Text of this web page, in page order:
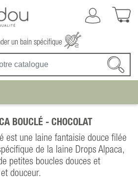
un bain spécifique
BOUCLÉ - CHOCOLAT
est une laine fantaisie douce filée
de la laine Drops Alpaca,
petites boucles douces et
douceur.